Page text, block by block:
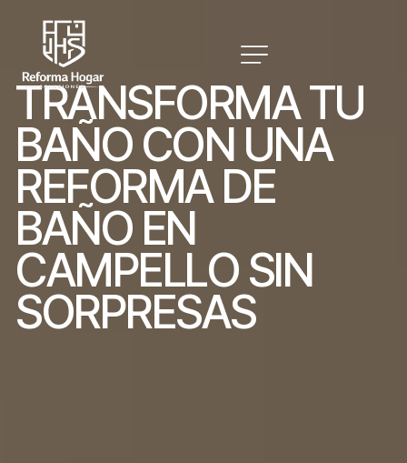
TRANSFORMATU
BAÑO CON UNA
REFORMA DE
BAÑO EN
CAMPELLO SIN
SORPRESAS